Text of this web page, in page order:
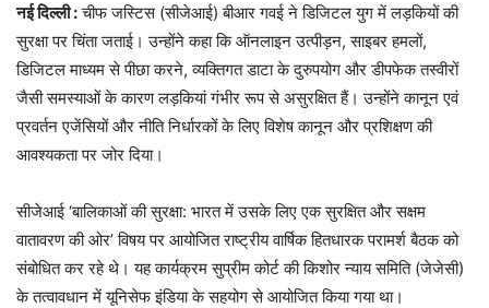
नई दिल्ली :चीफ जस्टिस (सीजेआई) बीआर गवई ने डिजिटल युग में लड़कियों की
सुरक्षा पर चिंता जताई। उन्होंने कहा कि ऑनलाइन उत्पीड़न, साइबर हमलों,
डिजिटल माध्यम से पीछा करने, व्यक्तिगत डाटा के दुरुपयोग और डीपफेक तस्वीरों
जैसी समस्याओं के कारण लड़कियां गंभीर रूप से असुरक्षित हैं। उन्होंने कानून एवं
प्रवर्तन एजेंसियों और नीति निर्धारकों के लिए विशेष कानून और प्रशिक्षण की
आवश्यकता पर जोर दिया।
सीजेआई ‘बालिकाओं की सुरक्षा: भारत में उसके लिए एक सुरक्षित और सक्षम
वातावरण की ओर’ विषय पर आयोजित राष्ट्रीय वार्षिक हितधारक परामर्श बैठक को
संबोधित कर रहे थे। यह कार्यक्रम सुप्रीम कोर्ट की किशोर न्याय समिति (जेजेसी)
के तत्वावधान में यूनिसेफ इंडिया के सहयोग से आयोजित किया गया था।